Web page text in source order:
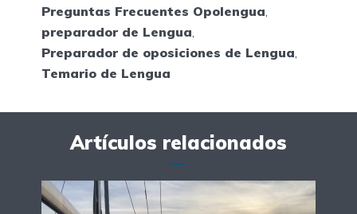
Preguntas Frecuentes Opolengua,
preparador de Lengua,
Preparador de oposiciones de Lengua,
Temario de Lengua
Artículos relacionados